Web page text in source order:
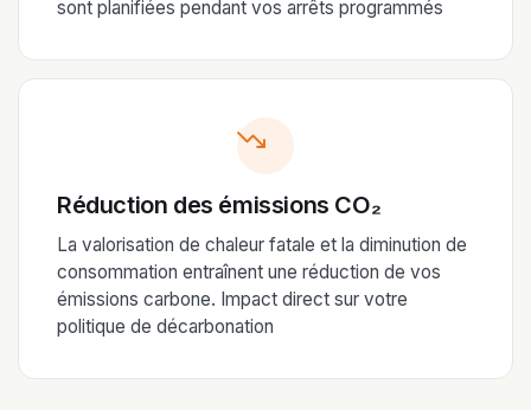
sont planifiées pendant vos arrêts programmés
Réduction des émissions CO₂
La valorisation de chaleur fatale et la diminution de
consommation entraînent une réduction de vos
émissions carbone. Impact direct sur votre
politique de décarbonation